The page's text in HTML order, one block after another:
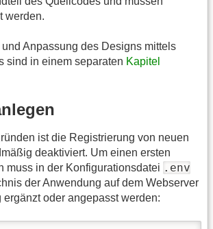
werden.
Anpassung des Designs mittels
sind in einem separaten Kapitel
ist die Registrierung von neuen
deaktiviert. Um einen ersten
muss in der Konfigurationsdatei .env
der Anwendung auf dem Webserver
oder angepasst werden: